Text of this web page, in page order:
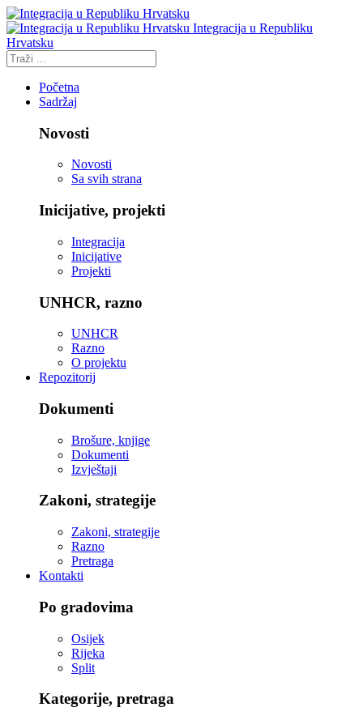
Integracija u Republiku
Hrvatsku
Početna
Sadržaj
Novosti
Novosti
Sa svih strana
Inicijative, projekti
Integracija
Inicijative
Projekti
UNHCR, razno
UNHCR
Razno
O projektu
Repozitorij
Dokumenti
Brošure, knjige
Dokumenti
Izvještaji
Zakoni, strategije
Zakoni, strategije
Razno
Pretraga
Kontakti
Po gradovima
Osijek
Rijeka
Split
Kategorije, pretraga